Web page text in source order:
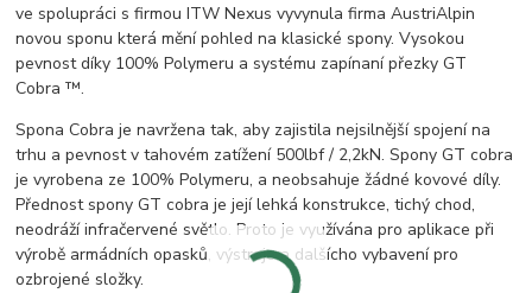
ve spolupráci s firmou ITW Nexus vyvynula firma AustriAlpin
novou sponu která mění pohled na klasické spony. Vysokou
pevnost díky 100% Polymeru a systému zapínaní přezky GT
Cobra ™.
Spona Cobra je navržena tak, aby zajistila nejsilnější spojení na
trhu a pevnost v tahovém zatížení 500lbf / 2,2kN. Spony GT cobra
je vyrobena ze 100% Polymeru, a neobsahuje žádné kovové díly.
Přednost spony GT cobra je její lehká konstrukce, tichý chod,
neodráží infračervené světlo. Proto je využívána pro aplikace při
výrobě armádních opasků, výstroje a dalšícho vybavení pro
ozbrojené složky.